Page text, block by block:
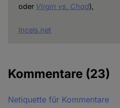
oder Virgin vs. Chad),
Incels.net
Kommentare (23)
Netiquette für Kommentare